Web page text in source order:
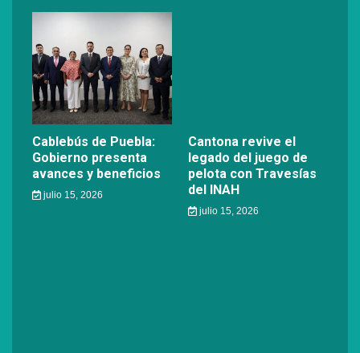
Cablebús de Puebla:
Gobierno presenta
avances y beneficios
julio 15, 2026
Cantona revive el
legado del juego de
pelota con Travesías
del INAH
julio 15, 2026